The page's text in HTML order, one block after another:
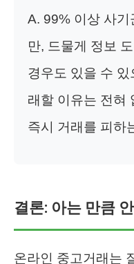
A. 99% 이상 사
만, 드물게 정보
경우도 있을 수
래할 이유는 전혀
즉시 거래를 피하
결론: 아는 만큼
온라인 중고거래는